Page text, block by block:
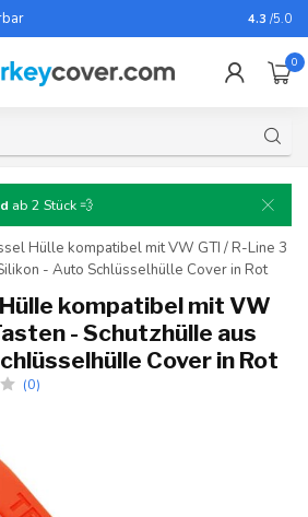
Für fast
4.3 /5.0
0
ab 2 Stück 💨
Hülle kompatibel mit VW GTI / R-Line 3
- Auto Schlüsselhülle Cover in Rot
kompatibel mit VW
- Schutzhülle aus
Cover in Rot
(0)